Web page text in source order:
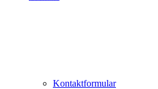
Kontaktformular